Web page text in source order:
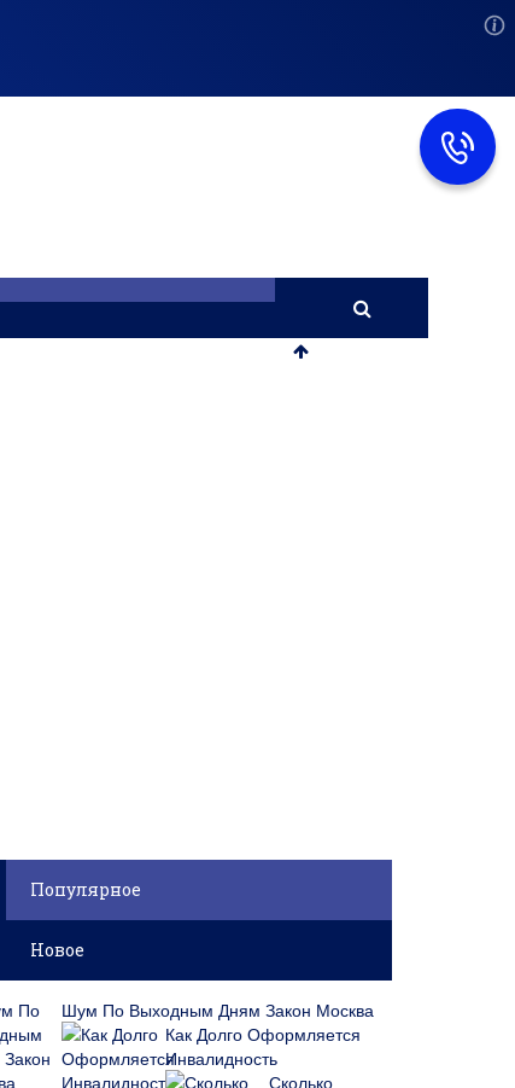
Популярное
Новое
Шум По Выходным Дням Закон Москва
Как Долго Оформляется
Инвалидность
Сколько